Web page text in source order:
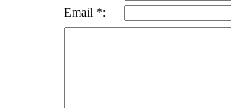
Email *: